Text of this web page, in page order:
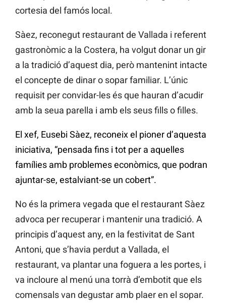
cortesia del famós local.
Sàez, reconegut restaurant de Vallada i referent
gastronòmic a la Costera, ha volgut donar un gir
a la tradició d’aquest dia, però mantenint intacte
el concepte de dinar o sopar familiar. L’únic
requisit per convidar-les és que hauran d’acudir
amb la seua parella i amb els seus fills o filles.
El xef, Eusebi Sàez, reconeix el pioner d’aquesta
iniciativa, “pensada fins i tot per a aquelles
famílies amb problemes econòmics, que podran
ajuntar-se, estalviant-se un cobert”.
No és la primera vegada que el restaurant Sàez
advoca per recuperar i mantenir una tradició. A
principis d’aquest any, en la festivitat de Sant
Antoni, que s’havia perdut a Vallada, el
restaurant, va plantar una foguera a les portes, i
va incloure al menú una torrà d’embotit que els
comensals van degustar amb plaer en el sopar.